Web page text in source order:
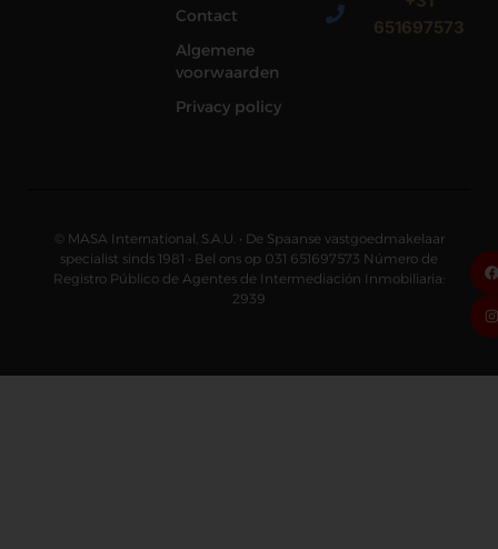
Contact
Algemene
voorwaarden
Privacy policy
651697573
© MASA International, S.A.U. • De Spaanse vastgoedmakelaar
specialist sinds 1981 • Bel ons op 031 651697573 Número de
Registro Público de Agentes de Intermediación Inmobiliaria:
2939